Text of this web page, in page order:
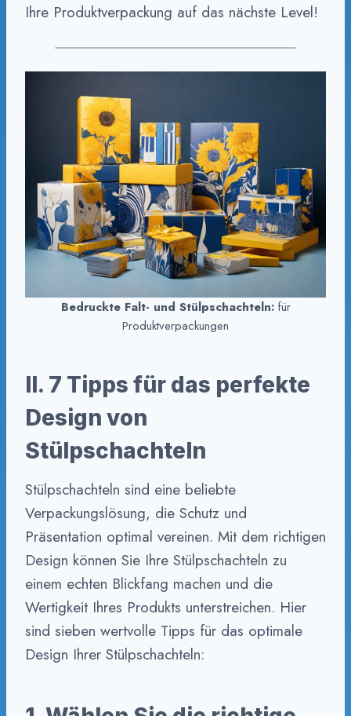
Ihre Produktverpackung auf das nächste Level!
Bedruckte Falt- und Stülpschachteln:für
Produktverpackungen
II. 7 Tipps für das perfekte
Design von
Stülpschachteln
Stülpschachteln sind eine beliebte
Verpackungslösung, die Schutz und
Präsentation optimal vereinen. Mit dem richtigen
Design können Sie Ihre Stülpschachteln zu
einem echten Blickfang machen und die
Wertigkeit Ihres Produkts unterstreichen. Hier
sind sieben wertvolle Tipps für das optimale
Design Ihrer Stülpschachteln: